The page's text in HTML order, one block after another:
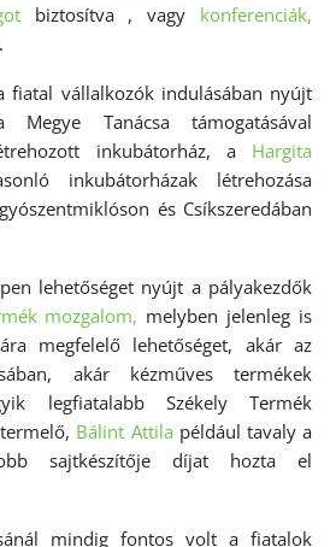
biztosítva , vagy konferenciák,
vállalkozók indulásában nyújt
Tanácsa támogatásával
inkubátorház, a Hargita
inkubátorházak létrehozása
és Csíkszeredában
nyújt a pályakezdők
mozgalom, melyben jelenleg is
megfelelő lehetőséget, akár az
akár kézműves termékek
legfiatalabb Székely Termék
Bálint Attila például tavaly a
sajtkészítője díjat hozta el
mindig fontos volt a fiatalok